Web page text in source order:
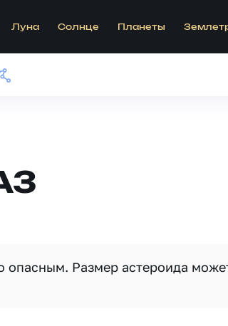
Луна Солнце Планеты
опасным. Размер астероида